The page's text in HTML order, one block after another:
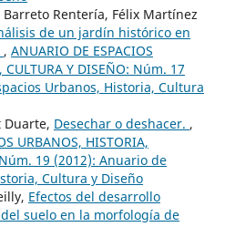
Rentería, Félix Martínez
de un jardín histórico en
, ANUARIO DE ESPACIOS
CULTURA Y DISEÑO: Núm. 17
Urbanos, Historia, Cultura
Duarte, Desechar o deshacer. ,
URBANOS, HISTORIA,
Núm. 19 (2012): Anuario de
Cultura y Diseño
Efectos del desarrollo
suelo en la morfología de